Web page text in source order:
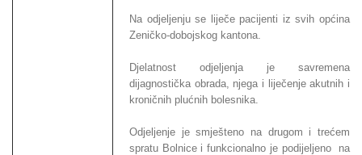
Na odjeljenju se liječe pacijenti iz svih općina
Zeničko-dobojskog kantona.
Djelatnost odjeljenja je savremena
dijagnostička obrada, njega i liječenje akutnih i
kroničnih plućnih bolesnika.
Odjeljenje je smješteno na drugom i trećem
spratu Bolnice i funkcionalno je podijeljeno na